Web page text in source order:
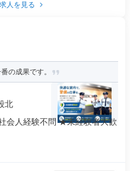
人を見る
の成果です。
北
会人経験不問 ★未経験者大歓